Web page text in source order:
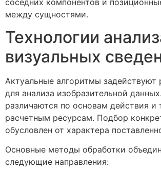
между сущностями.
Технологии
визуальных
Актуальные алгоритмы
для анализа изобразительной
различаются по основам действия и
расчетным ресурсам. Подбор
обусловлен от характера
Основные методы обработки
следующие направления: